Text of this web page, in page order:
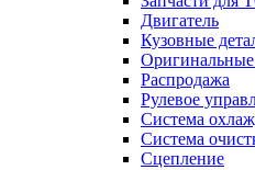
Двигатель
Кузовные
Оригинальные
Распродажа
Рулевое
Система
Система
Сцепление